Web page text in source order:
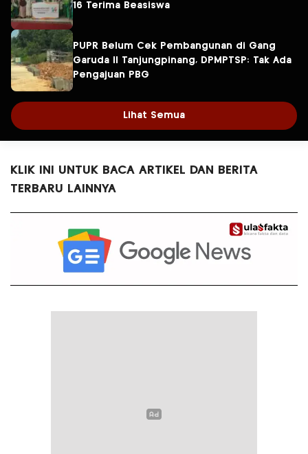
16 Terima Beasiswa
PUPR Belum Cek Pembangunan di Gang
Garuda II Tanjungpinang, DPMPTSP: Tak Ada
Pengajuan PBG
Lihat Semua
KLIK INI UNTUK BACA ARTIKEL DAN BERITA
TERBARU LAINNYA